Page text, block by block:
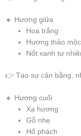
🔸 Hương giữa
Hoa trắng
Hương thảo mộc
Nốt xanh tự
👉 Tạo sự cân bằng,
🔸 Hương cuối
Xạ hương
Gỗ nhẹ
Hổ phách